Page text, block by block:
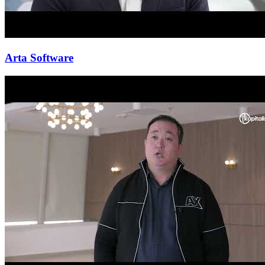
Arta Software